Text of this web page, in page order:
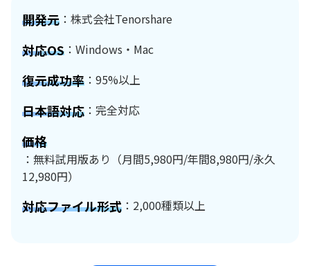
開発元 ：株式会社Tenorshare
対応OS ：Windows・Mac
復元成功率 ：95%以上
日本語対応 ：完全対応
価格
：無料試用版あり（月間5,980円/年間8,980円/永久
12,980円）
対応ファイル形式 ：2,000種類以上